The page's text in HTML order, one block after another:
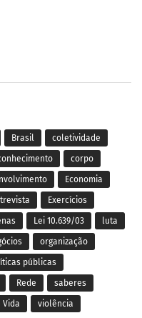
Brasil coletividade
corpo
Economia
Exercícios
Lei 10.639/03 luta
organização
públicas
Rede saberes
Vida violência